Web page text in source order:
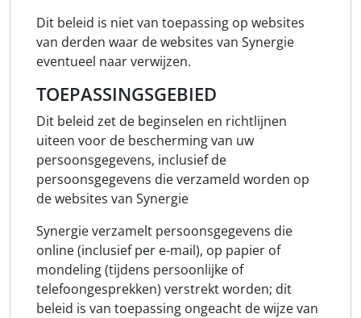
Dit beleid is niet van toepassing op websites
van derden waar de websites van Synergie
eventueel naar verwijzen.
TOEPASSINGSGEBIED
Dit beleid zet de beginselen en richtlijnen
uiteen voor de bescherming van uw
persoonsgegevens, inclusief de
persoonsgegevens die verzameld worden op
de websites van Synergie
Synergie verzamelt persoonsgegevens die
online (inclusief per e-mail), op papier of
mondeling (tijdens persoonlijke of
telefoongesprekken) verstrekt worden; dit
beleid is van toepassing ongeacht de wijze van